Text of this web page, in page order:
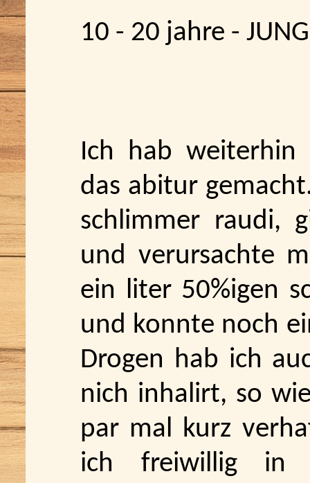
10 - 20 jahre -
Ich hab weiterhin
das abitur
schlimmer raudi,
und verursachte
ein liter 50%igen
und konnte noch
Drogen hab ich
nich inhalirt, so
par mal kurz
ich freiwillig in